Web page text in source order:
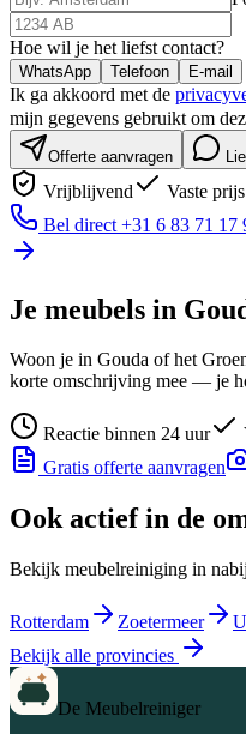
Hoe wil je het liefst contact?
WhatsApp Telefoon E-mail
Ik ga akkoord met de
mijn gegevens gebruikt om
Offerte aanvragen
Vrijblijvend Vaste
Bel direct +31 6 83 71 17
Je meubels in
Woon je in Gouda of het
korte omschrijving mee — je
Reactie binnen 24 uur
Gratis offerte aanvragen
Ook actief in de
Bekijk meubelreiniging in
Rotterdam Zoetermeer
Bekijk alle provincies
De Meubelreiniger